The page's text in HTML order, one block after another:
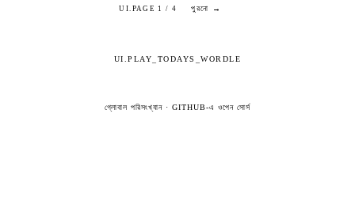
UI.PAGE 1 / 4 পুরনো →
UI.PLAY_TODAYS_WORDLE
গ্লোবাল পরিসংখ্যান · GITHUB-এ ওপেন সোর্স